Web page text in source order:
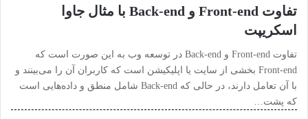
تفاوت Front-end و Back-end با مثال جاوا
اسکریپت
تفاوت Front-end و Back-end در توسعه وب به این صورت است که
Front-end بخشی از سایت یا اپلیکیشن است که کاربران آن را می‌بینند و
با آن تعامل دارند، در حالی که Back-end شامل منطق و داده‌هایی است
که پشت…